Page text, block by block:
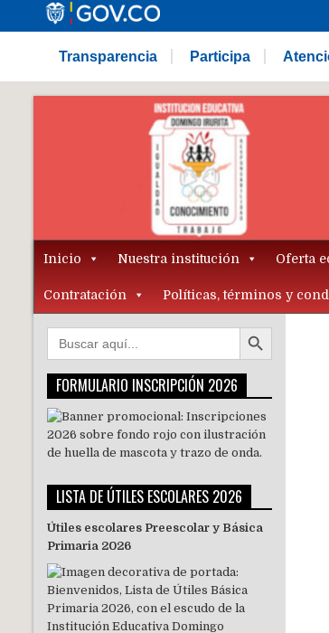
Transparencia Participa
Inicio Nuestra institución Oferta
Contratación Políticas, términos y
Buscar: Botón de búsqueda
FORMULARIO INSCRIPCIÓN 2026
LISTA DE ÚTILES ESCOLARES 2026
Útiles escolares Preescolar y Básica
Primaria 2026